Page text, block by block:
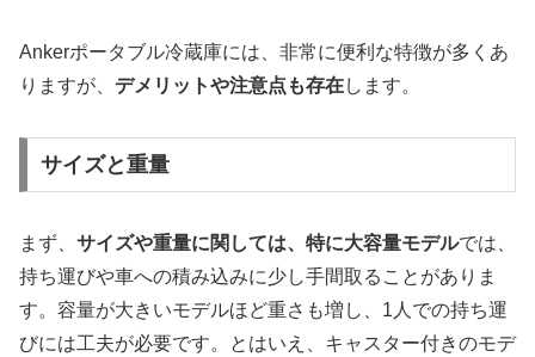
Ankerポータブル冷蔵庫には、非常に便利な特徴が多くあ
りますが、 デメリットや注意点も存在します。
サイズと重量
まず、 サイズや重量に関しては、特に大容量モデルでは、
持ち運びや車への積み込みに少し手間取ることがありま
す。容量が大きいモデルほど重さも増し、1人での持ち運
びには工夫が必要です。とはいえ、キャスター付きのモデ